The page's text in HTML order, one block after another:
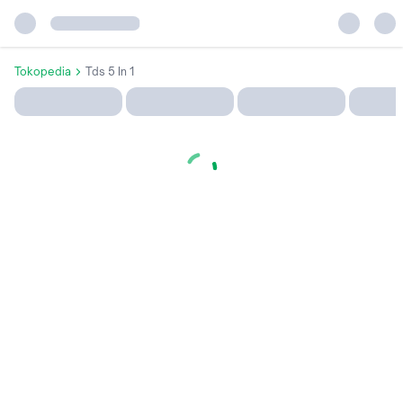
Tokopedia Tds 5 In 1